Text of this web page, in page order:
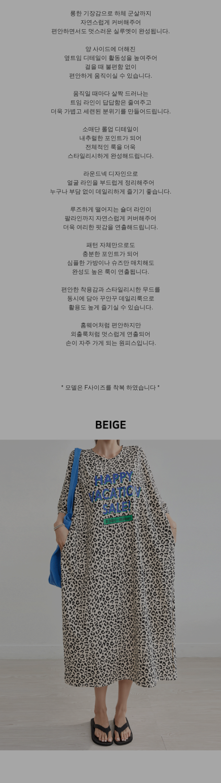
롱한 기장감으로 하체 군살까지
자연스럽게 커버해주어
편안하면서도 멋스러운 실루엣이 완성됩니다.
양 사이드에 더해진
옆트임 디테일이 활동성을 높여주어
걸을 때 불편함 없이
편안하게 움직이실 수 있습니다.
움직일 때마다 살짝 드러나는
트임 라인이 답답함은 줄여주고
더욱 가볍고 세련된 분위기를 만들어드립니다.
소매단 롤업 디테일이
내추럴한 포인트가 되어
전체적인 룩을 더욱
스타일리시하게 완성해드립니다.
라운드넥 디자인으로
얼굴 라인을 부드럽게 정리해주어
누구나 부담 없이 데일리하게 즐기기 좋습니다.
루즈하게 떨어지는 숄더 라인이
팔라인까지 자연스럽게 커버해주어
더욱 여리한 핏감을 연출해드립니다.
패턴 자체만으로도
충분한 포인트가 되어
심플한 가방이나 슈즈만 매치해도
완성도 높은 룩이 연출됩니다.
편안한 착용감과 스타일리시한 무드를
동시에 담아 꾸안꾸 데일리룩으로
활용도 높게 즐기실 수 있습니다.
홈웨어처럼 편안하지만
외출룩처럼 멋스럽게 연출되어
손이 자주 가게 되는 원피스입니다.
* 모델은 F사이즈를 착복 하였습니다 *